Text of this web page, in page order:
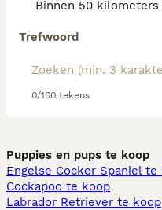
Trefwoord
0/100 tekens
Puppies en pups te koop
Engelse Cocker Spaniel te
Cockapoo te koop
Labrador Retriever te koop